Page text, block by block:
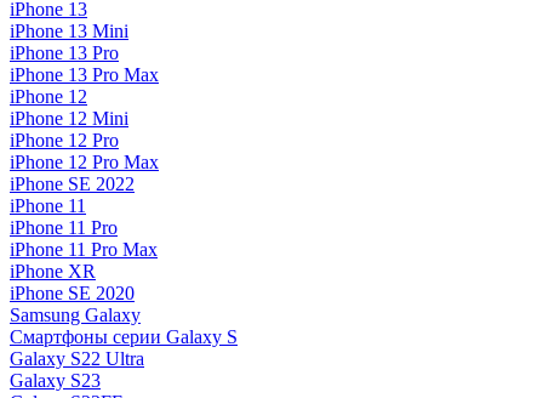
iPhone 13
iPhone 13 Mini
iPhone 13 Pro
iPhone 13 Pro Max
iPhone 12
iPhone 12 Mini
iPhone 12 Pro
iPhone 12 Pro Max
iPhone SE 2022
iPhone 11
iPhone 11 Pro
iPhone 11 Pro Max
iPhone XR
iPhone SE 2020
Samsung Galaxy
Смартфоны серии Galaxy S
Galaxy S22 Ultra
Galaxy S23